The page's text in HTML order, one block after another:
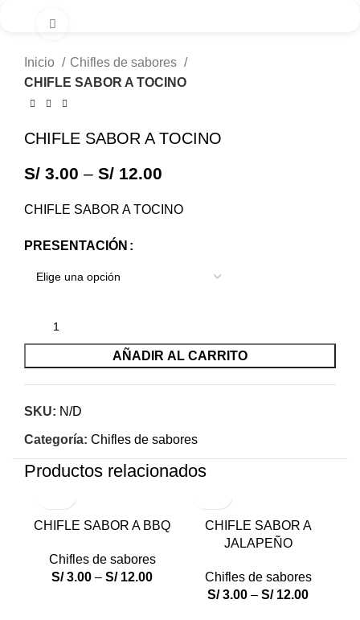
Inicio
Chifles de sabores
CHIFLE SABOR A TOCINO
CHIFLE SABOR A TOCINO
S/ 3.00 – S/ 12.00
CHIFLE SABOR A TOCINO
PRESENTACIÓN
AÑADIR AL CARRITO
SKU: N/D
Categoría: Chifles de sabores
Productos relacionados
CHIFLE SABOR A BBQ
Chifles de sabores
S/3.00 – S/12.00
CHIFLE SABOR A
JALAPEÑO
Chifles de sabores
S/3.00 – S/12.00